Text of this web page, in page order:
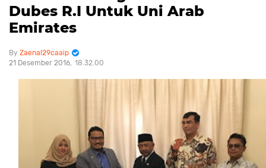
Dubes R.I Untuk Uni Arab
Emirates
Zaenal29caaip
21 Desember 2016 18.32.00